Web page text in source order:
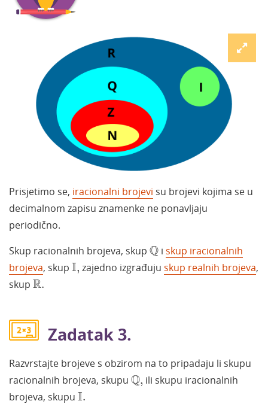
Prisjetimo se, iracionalni brojevi su brojevi kojima se u
decimalnom zapisu znamenke ne ponavljaju
periodično.
Skup racionalnih brojeva, skup Q
Q i skup iracionalnih
brojeva, skup I,
I, zajedno izgrađuju skup realnih brojeva,
skup R.
R.
Zadatak 3.
Razvrstajte brojeve s obzirom na to pripadaju li skupu
racionalnih brojeva, skupu Q,
Q ili skupu iracionalnih
brojeva, skupu I.
I.